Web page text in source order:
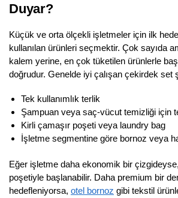
Duyar?
Küçük ve orta ölçekli işletmeler için ilk
kullanılan ürünleri seçmektir. Çok sayıda
kalem yerine, en çok tüketilen ürünlerle
doğrudur. Genelde iyi çalışan çekirdek set
Tek kullanımlık terlik
Şampuan veya saç-vücut temizliği için
Kirli çamaşır poşeti veya laundry bag
İşletme segmentine göre bornoz veya
Eğer işletme daha ekonomik bir
poşetiyle başlanabilir. Daha premium bir
hedefleniyorsa, otel bornoz gibi tekstil